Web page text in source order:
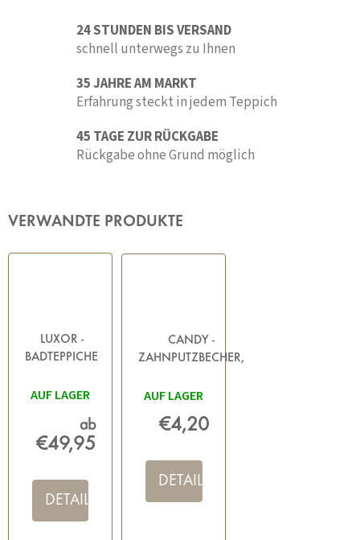
24 STUNDEN BIS VERSAND
schnell unterwegs zu Ihnen
35 JAHRE AM MARKT
Erfahrung steckt in jedem Teppich
45 TAGE ZUR RÜCKGABE
Rückgabe ohne Grund möglich
VERWANDTE PRODUKTE
LUXOR -
BADTEPPICHE
AUF LAGER
ab
€49,95
DETAIL
CANDY -
ZAHNPUTZBECHER,
AUF LAGER
€4,20
DETAIL